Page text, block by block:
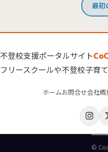
最初
不登校支援ポータルサイト
フリースクールや不登校子育
ホームお問合せ会社概
©